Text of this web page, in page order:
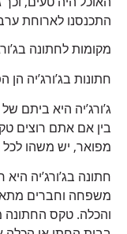
התכנסנו לארוחת ערב
מקומות לחתונה
חתונות בג’ורג’יה הן
ג’ורג’יה היא ביתם
בין אם אתם רוצים טקס
מפואר, יש משהו לכל
חתונה בג’ורג’יה היא
משפחה וחברים
והכלה. טקס החתונה